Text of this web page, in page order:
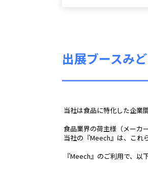
出展ブースみ
当社は食品に特化した企業
食品業界の荷主様（メーカ
当社の『Meech』は、これ
『Meech』のご利用で、以